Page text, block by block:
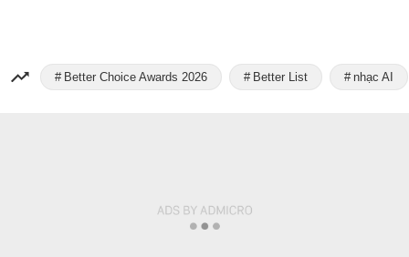
Better Choice Awards 2026 Better List nhạc AI